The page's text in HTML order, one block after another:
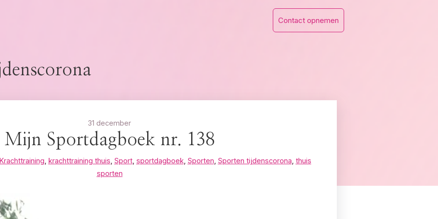
Contact opnemen
31 december
Mijn Sportdagboek nr. 138
Krachttraining krachttraining thuis Sport, sportdagboek Sporten Sporten tijdenscorona thuis
sporten